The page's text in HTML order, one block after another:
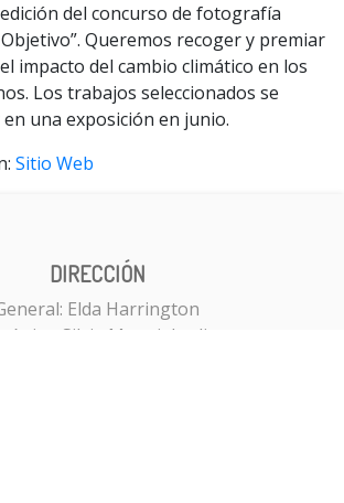
del concurso de fotografía
Queremos recoger y premiar
impacto del cambio climático en los
Los trabajos seleccionados se
una exposición en junio.
Sitio Web
DIRECCIÓN
Elda Harrington
Silvia Mangialardi